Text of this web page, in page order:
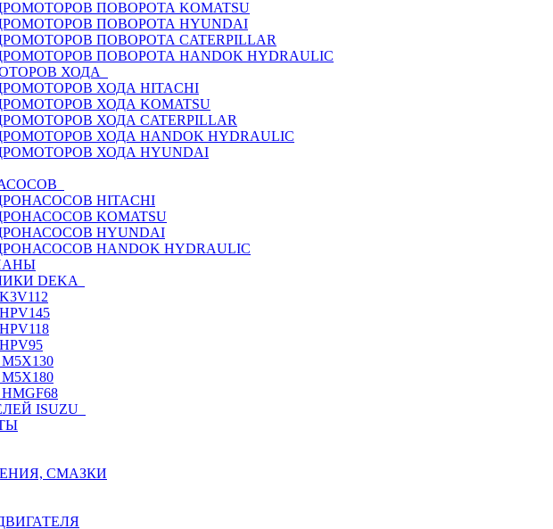
ПОВОРОТА KOMATSU
ПОВОРОТА HYUNDAI
ПОВОРОТА CATERPILLAR
ПОВОРОТА HANDOK HYDRAULIC
ХОДА
ХОДА HITACHI
ХОДА KOMATSU
ХОДА CATERPILLAR
ХОДА HANDOK HYDRAULIC
ХОДА HYUNDAI
HITACHI
KOMATSU
HYUNDAI
HANDOK HYDRAULIC
DEKA
M5X130
M5X180
HMGF68
ISUZU
СМАЗКИ